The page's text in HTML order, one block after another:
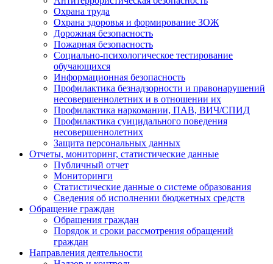
Охрана труда
Охрана здоровья и формирование ЗОЖ
Дорожная безопасность
Пожарная безопасность
Социально-психологическое тестирование
обучающихся
Информационная безопасность
Профилактика безнадзорности и правонарушений
несовершеннолетних и в отношении их
Профилактика наркомании, ПАВ, ВИЧ/СПИД
Профилактика суицидального поведения
несовершеннолетних
Защита персональных данных
Отчеты, мониторинг, статистические данные
Публичный отчет
Мониторинги
Статистические данные о системе образования
Сведения об исполнении бюджетных средств
Обращение граждан
Обращения граждан
Порядок и сроки рассмотрения обращений
граждан
Направления деятельности